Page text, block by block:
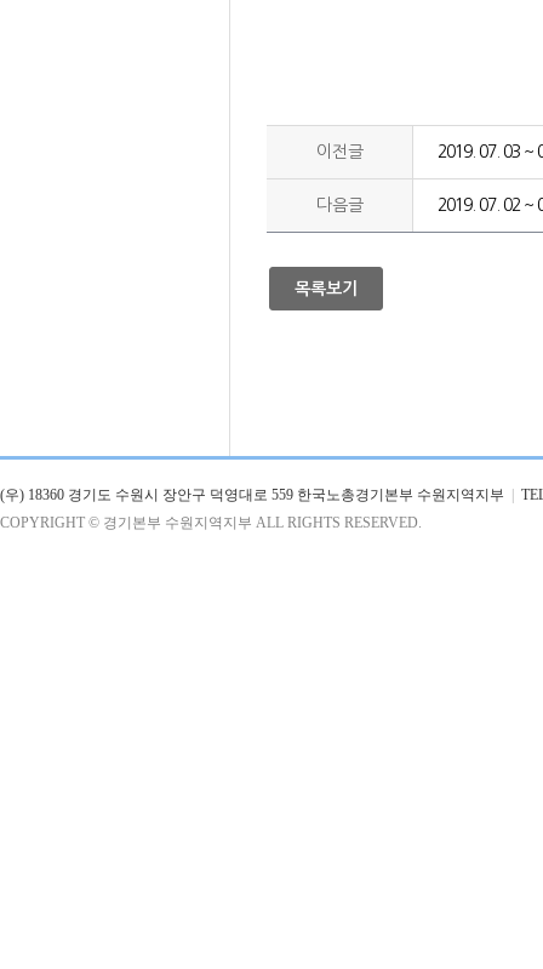
이전글 2019. 07. 03 ~
다음글 2019. 07. 02 ~
목록보기
(우) 18360 경기도 수원시 장안구 덕영대로 559 한국노총경기본부 수원지역지부
COPYRIGHT © 경기본부 수원지역지부 ALL RIGHTS RESERVED.